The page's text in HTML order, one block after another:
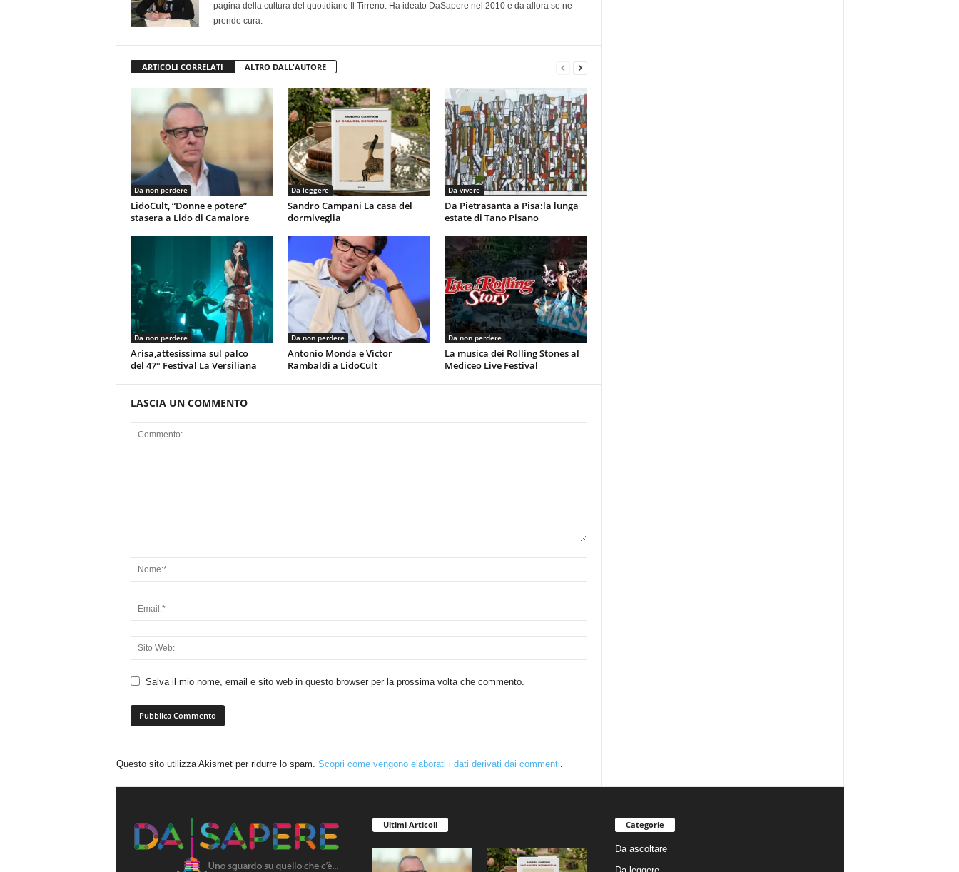
pagina della cultura del quotidiano Il Tirreno. Ha ideato DaSapere nel 2010 e da allora se ne
prende cura.
ARTICOLI CORRELATI ALTRO DALL'AUTORE
Da non perdere
LidoCult, “Donne e potere”
stasera a Lido di Camaiore
Da leggere
Sandro Campani La casa del
dormiveglia
Da vivere
Da Pietrasanta a Pisa:la lunga
estate di Tano Pisano
Da non perdere
Arisa,attesissima sul palco
del 47° Festival La Versiliana
Da non perdere
Antonio Monda e Victor
Rambaldi a LidoCult
Da non perdere
La musica dei Rolling Stones al
Mediceo Live Festival
LASCIA UN COMMENTO
Salva il mio nome, email e sito web in questo browser per la prossima volta che commento.
Questo sito utilizza Akismet per ridurre lo spam. Scopri come vengono elaborati i dati derivati dai commenti.
Ultimi Articoli Categorie
Da ascoltare